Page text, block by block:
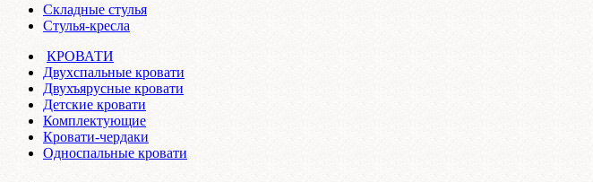
Складные стулья
Стулья-кресла
КРОВАТИ
Двухспальные кровати
Двухъярусные кровати
Детские кровати
Комплектующие
Кровати-чердаки
Односпальные кровати